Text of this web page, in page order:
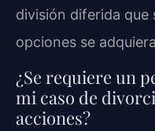
división diferida que
opciones se
¿Se requiere un
mi caso de
acciones?